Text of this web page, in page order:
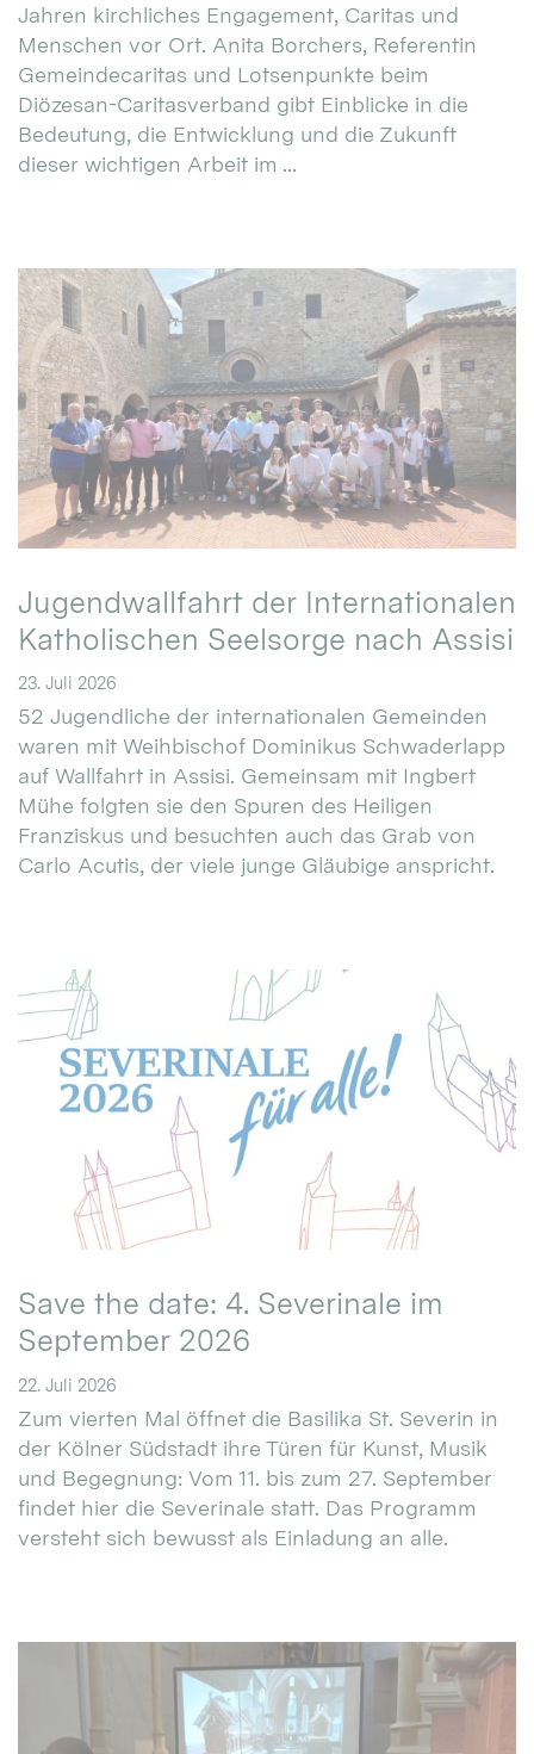
Jahren kirchliches Engagement, Caritas und
Menschen vor Ort. Anita Borchers, Referentin
Gemeindecaritas und Lotsenpunkte beim
Diözesan-Caritasverband gibt Einblicke in die
Bedeutung, die Entwicklung und die Zukunft
dieser wichtigen Arbeit im ...
Jugendwallfahrt der Internationalen
Katholischen Seelsorge nach Assisi
23. Juli 2026
52 Jugendliche der internationalen Gemeinden
waren mit Weihbischof Dominikus Schwaderlapp
auf Wallfahrt in Assisi. Gemeinsam mit Ingbert
Mühe folgten sie den Spuren des Heiligen
Franziskus und besuchten auch das Grab von
Carlo Acutis, der viele junge Gläubige anspricht.
Save the date: 4. Severinale im
September 2026
22. Juli 2026
Zum vierten Mal öffnet die Basilika St. Severin in
der Kölner Südstadt ihre Türen für Kunst, Musik
und Begegnung: Vom 11. bis zum 27. September
findet hier die Severinale statt. Das Programm
versteht sich bewusst als Einladung an alle.